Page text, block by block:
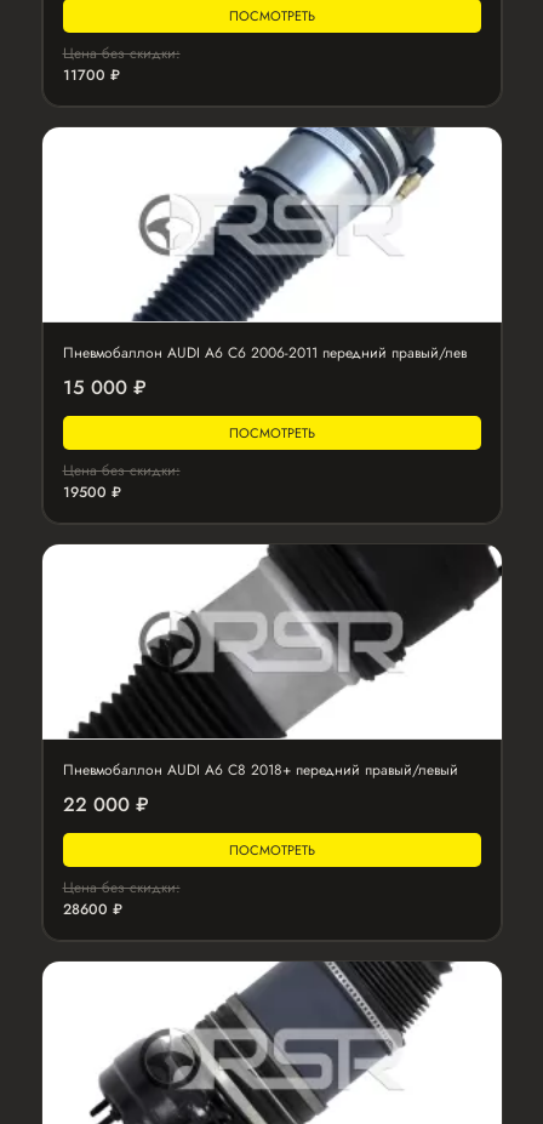
ПОСМОТРЕТЬ
Цена без скидки:
11700 ₽
Пневмобаллон AUDI A6 C6 2006-2011 передний правый/лев
15 000 ₽
ПОСМОТРЕТЬ
Цена без скидки:
19500 ₽
Пневмобаллон AUDI A6 C8 2018+ передний правый/левый
22 000 ₽
ПОСМОТРЕТЬ
Цена без скидки:
28600 ₽